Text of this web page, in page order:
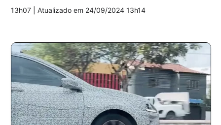
13h07
| Atualizado em 24/09/2024 13h14